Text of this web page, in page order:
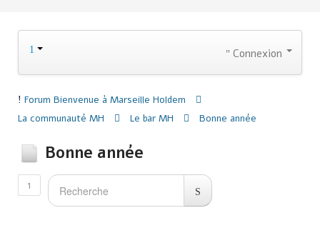
Connexion
Forum Bienvenue à Marseille Holdem
La communauté MH
Le bar MH Bonne année
Bonne année
1